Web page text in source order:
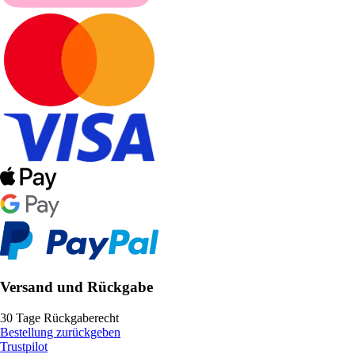
Versand und Rückgabe
30 Tage Rückgaberecht
Bestellung zurückgeben
Trustpilot